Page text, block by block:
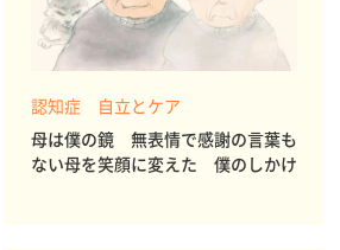
認知症 自立とケア
母は僕の鏡 無表情で感謝の言葉も
ない母を笑顔に変えた 僕のしかけ